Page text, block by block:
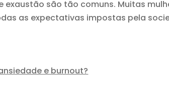
são tão comuns. Muitas
as expectativas impostas pela
e burnout?